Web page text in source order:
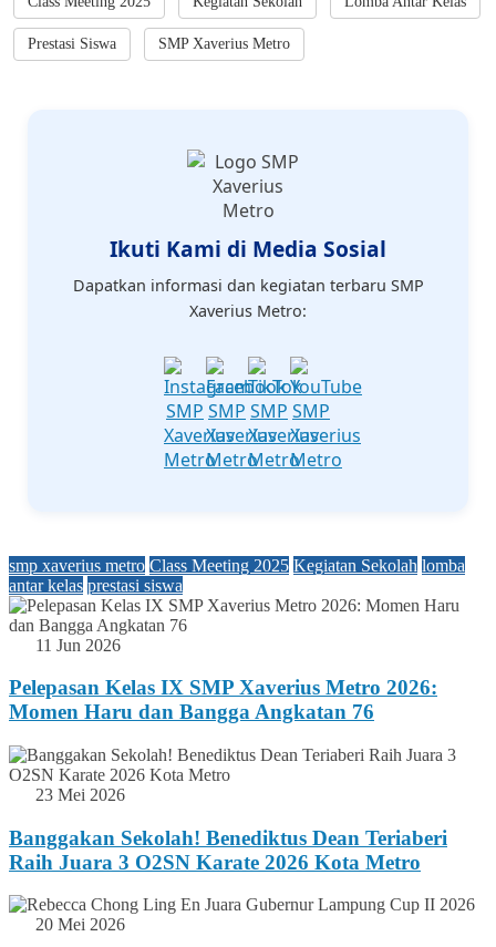
Prestasi Siswa SMP Xaverius Metro
Ikuti Kami di Media Sosial
Dapatkan informasi dan kegiatan terbaru SMP
Xaverius Metro:
smp xaverius metro Class Meeting 2025 Kegiatan Sekolah lomba
antar kelas prestasi siswa
11 Jun 2026
Pelepasan Kelas IX SMP Xaverius Metro 2026:
Momen Haru dan Bangga Angkatan 76
23 Mei 2026
Banggakan Sekolah! Benediktus Dean Teriaberi
Raih Juara 3 O2SN Karate 2026 Kota Metro
20 Mei 2026